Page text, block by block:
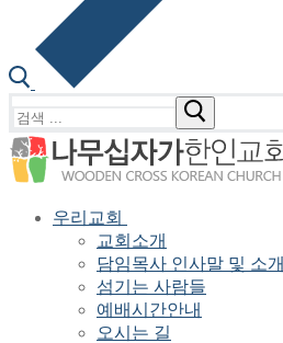
색
:
우리교회
교회소개
담임목사 인사말 및 소개
섬기는 사람들
예배시간안내
오시는 길